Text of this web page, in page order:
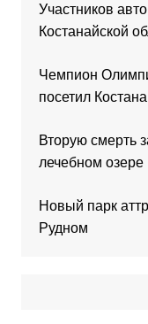
Участников
Костанайской
Чемпион
посетил
Вторую смерть
лечебном озере
Новый парк
Рудном